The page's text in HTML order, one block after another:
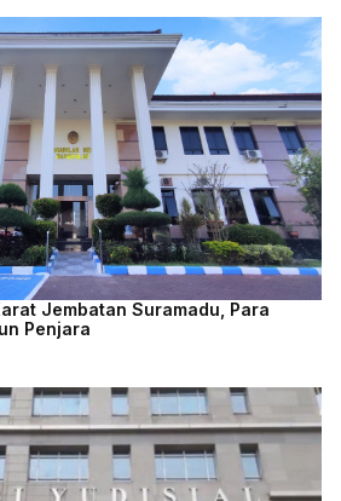
Jembatan Suramadu, Para
Penjara